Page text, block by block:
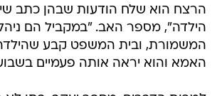
הרצח הוא שלח הודעות שבהן כתב
הילדה", מספר האב. "במקביל הם
המשמורת, ובית המשפט קבע
האמא והוא יראה אותה פעמיים